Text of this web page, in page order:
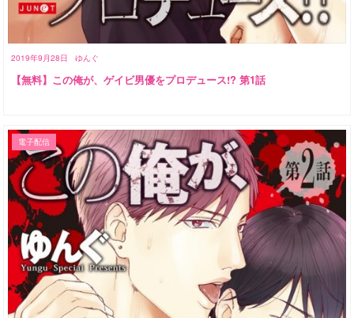
2019年9月28日 ゆんぐ
【無料】この俺が、ゲイビ男優をプロデュース!? 第1話
電子配信